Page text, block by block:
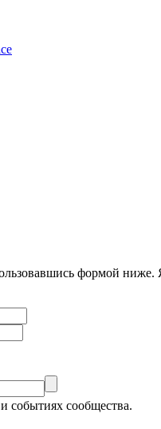
формой ниже.
событиях сообщества.